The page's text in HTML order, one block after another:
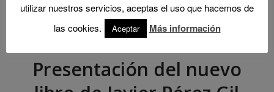
Presentación del nuevo
utilizar nuestros servicios, aceptas el uso que hacemos de
las cookies.
Aceptar Más información